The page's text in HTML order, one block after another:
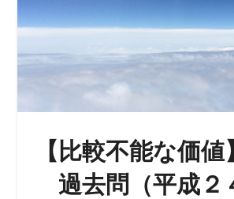
【比較不能な価
過去問（平成２